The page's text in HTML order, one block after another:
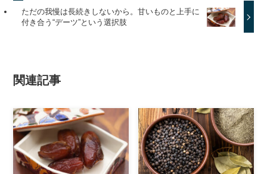
ただの我慢は長続きしないから。甘いものと上手に
付き合う“デーツ”という選択肢
関連記事